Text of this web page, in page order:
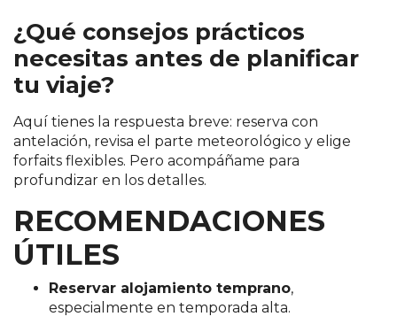
¿Qué consejos prácticos
necesitas antes de planificar
tu viaje?
Aquí tienes la respuesta breve: reserva con
antelación, revisa el parte meteorológico y elige
forfaits flexibles. Pero acompáñame para
profundizar en los detalles.
RECOMENDACIONES
ÚTILES
Reservar alojamiento temprano,
especialmente en temporada alta.